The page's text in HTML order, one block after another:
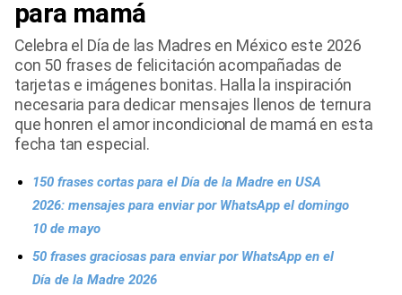
Tendencias Mix
Sports
para mamá
Celebra el Día de las Madres en México este 2026
con 50 frases de felicitación acompañadas de
tarjetas e imágenes bonitas. Halla la inspiración
necesaria para dedicar mensajes llenos de ternura
que honren el amor incondicional de mamá en esta
fecha tan especial.
150 frases cortas para el Día de la Madre en USA
2026: mensajes para enviar por WhatsApp el domingo
10 de mayo
50 frases graciosas para enviar por WhatsApp en el
Día de la Madre 2026